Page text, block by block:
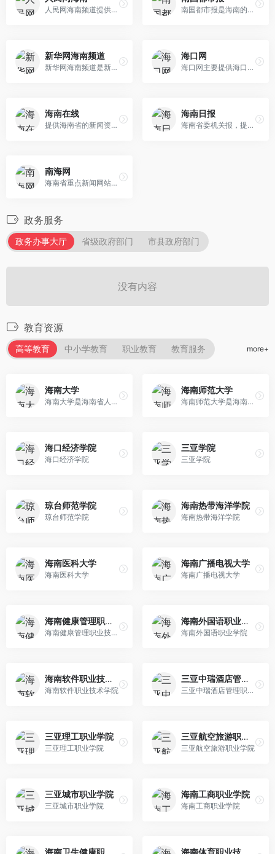
人民网海南频道提供海南地区... 南国都市报是海南的主要报纸...
新华网海南频道
新华网海南频道是新华社在海...
海口网
海口网主要提供海口市的新闻...
海南在线
提供海南省的新闻资讯，包括...
海南日报
海南省委机关报，提供全面的...
南海网
海南省重点新闻网站，海南新...
政务服务
政务办事大厅 省级政府部门 市县政府部门
没有内容
教育资源
高等教育 中小学教育 职业教育 教育服务 more+
海南大学
海南大学是海南省人民政府与...
海南师范大学
海南师范大学是海南省人民政...
海口经济学院
海口经济学院
三亚学院
三亚学院
琼台师范学院
琼台师范学院
海南热带海洋学院
海南热带海洋学院
海南医科大学
海南医科大学
海南广播电视大学
海南广播电视大学
海南健康管理职业技术学院
海南健康管理职业技术学院
海南外国语职业学院
海南外国语职业学院
海南软件职业技术学院
海南软件职业技术学院
三亚中瑞酒店管理职业学院
三亚中瑞酒店管理职业学院
三亚理工职业学院
三亚理工职业学院
三亚航空旅游职业学院
三亚航空旅游职业学院
三亚城市职业学院
三亚城市职业学院
海南工商职业学院
海南工商职业学院